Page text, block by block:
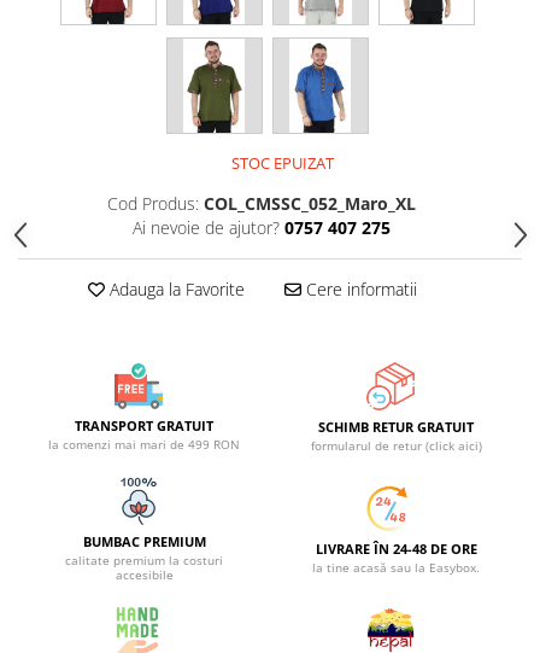
STOC EPUIZAT
Cod Produs: COL_CMSSC_052_Maro_XL
Ai nevoie de ajutor? 0757 407 275
Adauga la Favorite Cere informatii
TRANSPORT GRATUIT
la comenzi mai mari de 499 RON
SCHIMB RETUR GRATUIT
formularul de retur (click aici)
BUMBAC PREMIUM
calitate premium la costuri
accesibile
LIVRARE ÎN 24-48 DE ORE
la tine acasă sau la Easybox.